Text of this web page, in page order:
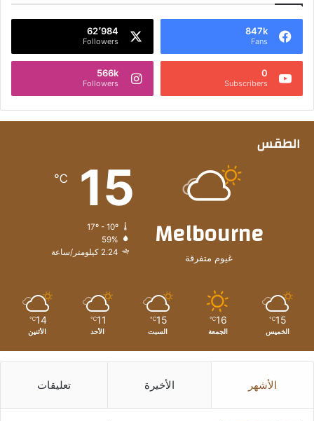
847k
Fans
62٬984
Followers
0
Subscribers
566k
Followers
الطقس
Melbourne
غيوم متفرقة
15
℃
17º - 10º
59%
2.24 كيلومتر/ساعة
15
℃
الخميس
16
℃
الجمعة
15
℃
السبت
11
℃
الأحد
14
℃
الأثنين
الأشهر الأخيرة تعليقات